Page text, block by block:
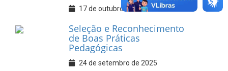
17 de outubro de 2025
Seleção e Reconhecimento
de Boas Práticas
Pedagógicas
24 de setembro de 2025